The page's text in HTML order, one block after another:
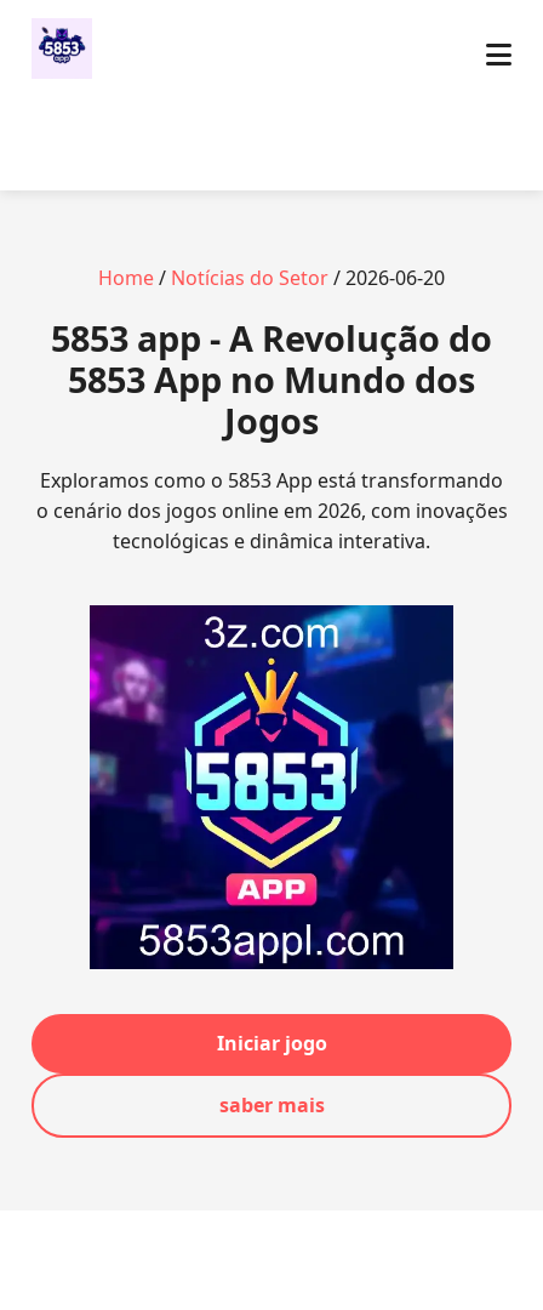
Home/ Notícias do Setor/ 2026-06-20
5853 app - A Revolução do
5853 App no Mundo dos
Jogos
Exploramos como o 5853 App está transformando
o cenário dos jogos online em 2026, com inovações
tecnológicas e dinâmica interativa.
Iniciar jogo
saber mais